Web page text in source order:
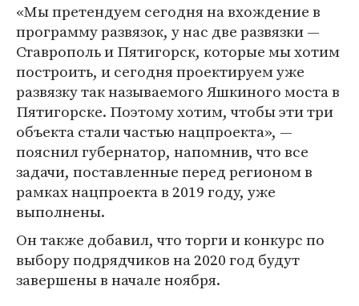
«Мы претендуем сегодня на вхождение в
программу развязок, у нас две развязки —
Ставрополь и Пятигорск, которые мы хотим
построить, и сегодня проектируем уже
развязку так называемого Яшкиного моста в
Пятигорске. Поэтому хотим, чтобы эти три
объекта стали частью нацпроекта», —
пояснил губернатор, напомнив, что все
задачи, поставленные перед регионом в
рамках нацпроекта в 2019 году, уже
выполнены.
Он также добавил, что торги и конкурс по
выбору подрядчиков на 2020 год будут
завершены в начале ноября.